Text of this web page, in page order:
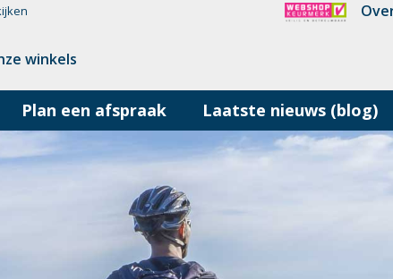
winkels
Plan een afspraak Laatste nieuws (blog)